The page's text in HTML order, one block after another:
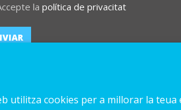
la política de privacitat
utilitza cookies per a millorar la